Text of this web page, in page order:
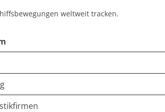
weltweit tracken.